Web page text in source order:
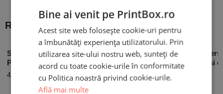
Recomandări populare:
Sacoșă Canvas
Personalizată – Be
magical
49,00
Cană Personalizată –
Bărbații adevărați
34,90
Magnet
cu nume și
Bine ai venit pe PrintBox.ro
Acest site web folosește cookie-uri pentru
a îmbunătăți experiența utilizatorului. Prin
utilizarea site-ului nostru web, sunteți de
acord cu toate cookie-urile în conformitate
cu Politica noastră privind cookie-urile.
Află mai multe